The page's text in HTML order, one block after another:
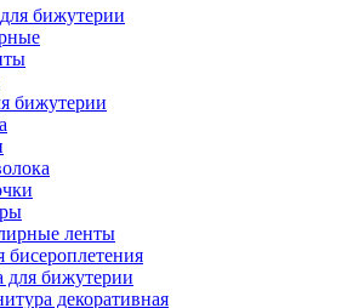
бижутерии
бижутерии
ленты
бисероплетения
для бижутерии
декоративная